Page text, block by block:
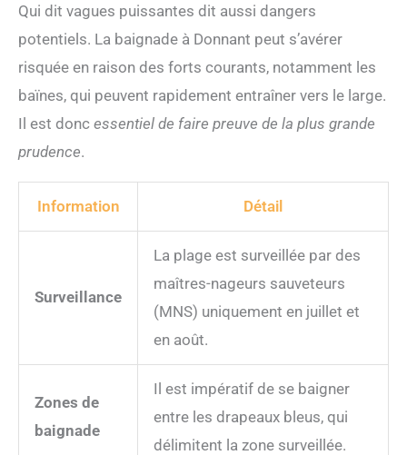
Qui dit vagues puissantes dit aussi dangers
potentiels. La baignade à Donnant peut s’avérer
risquée en raison des forts courants, notamment les
baïnes, qui peuvent rapidement entraîner vers le large.
Il est donc essentiel de faire preuve de la plus grande
prudence.
Information Détail
Surveillance
La plage est surveillée par des
maîtres-nageurs sauveteurs
(MNS) uniquement en juillet et
en août.
Zones de
baignade
Il est impératif de se baigner
entre les drapeaux bleus, qui
délimitent la zone surveillée.